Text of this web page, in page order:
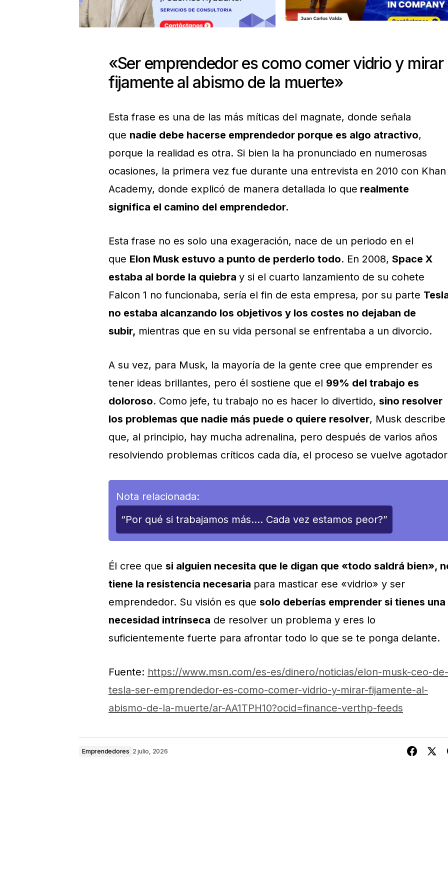
«Ser emprendedor es como comer vidrio y mirar
fijamente al abismo de la muerte»
Esta frase es una de las más míticas del magnate, donde señala
que nadie debe hacerse emprendedor porque es algo atractivo,
porque la realidad es otra. Si bien la ha pronunciado en numerosas
ocasiones, la primera vez fue durante una entrevista en 2010 con Khan
Academy, donde explicó de manera detallada lo que realmente
significa el camino del emprendedor.
Esta frase no es solo una exageración, nace de un periodo en el
que Elon Musk estuvo a punto de perderlo todo. En 2008, Space X
estaba al borde la quiebra y si el cuarto lanzamiento de su cohete
Falcon 1 no funcionaba, sería el fin de esta empresa, por su parte
no estaba alcanzando los objetivos y los costes no dejaban de
subir, mientras que en su vida personal se enfrentaba a un divorcio.
A su vez, para Musk, la mayoría de la gente cree que emprender es
tener ideas brillantes, pero él sostiene que el 99% del trabajo es
doloroso. Como jefe, tu trabajo no es hacer lo divertido, sino resolver
los problemas que nadie más puede o quiere resolver, Musk describe
que, al principio, hay mucha adrenalina, pero después de varios años
resolviendo problemas críticos cada día, el proceso se vuelve
Nota relacionada:
“Por qué si trabajamos más…. Cada vez estamos peor?”
Él cree que si alguien necesita que le digan que «todo saldrá bien»,
tiene la resistencia necesaria para masticar ese «vidrio» y ser
emprendedor. Su visión es que solo deberías emprender si tienes una
necesidad intrínseca de resolver un problema y eres lo
suficientemente fuerte para afrontar todo lo que se te ponga delante.
Fuente: https://www.msn.com/es-es/dinero/noticias/elon-musk-ceo-de-
tesla-ser-emprendedor-es-como-comer-vidrio-y-mirar-fijamente-al-
abismo-de-la-muerte/ar-AA1TPH10?ocid=finance-verthp-feeds
Emprendedores 2 julio, 2026